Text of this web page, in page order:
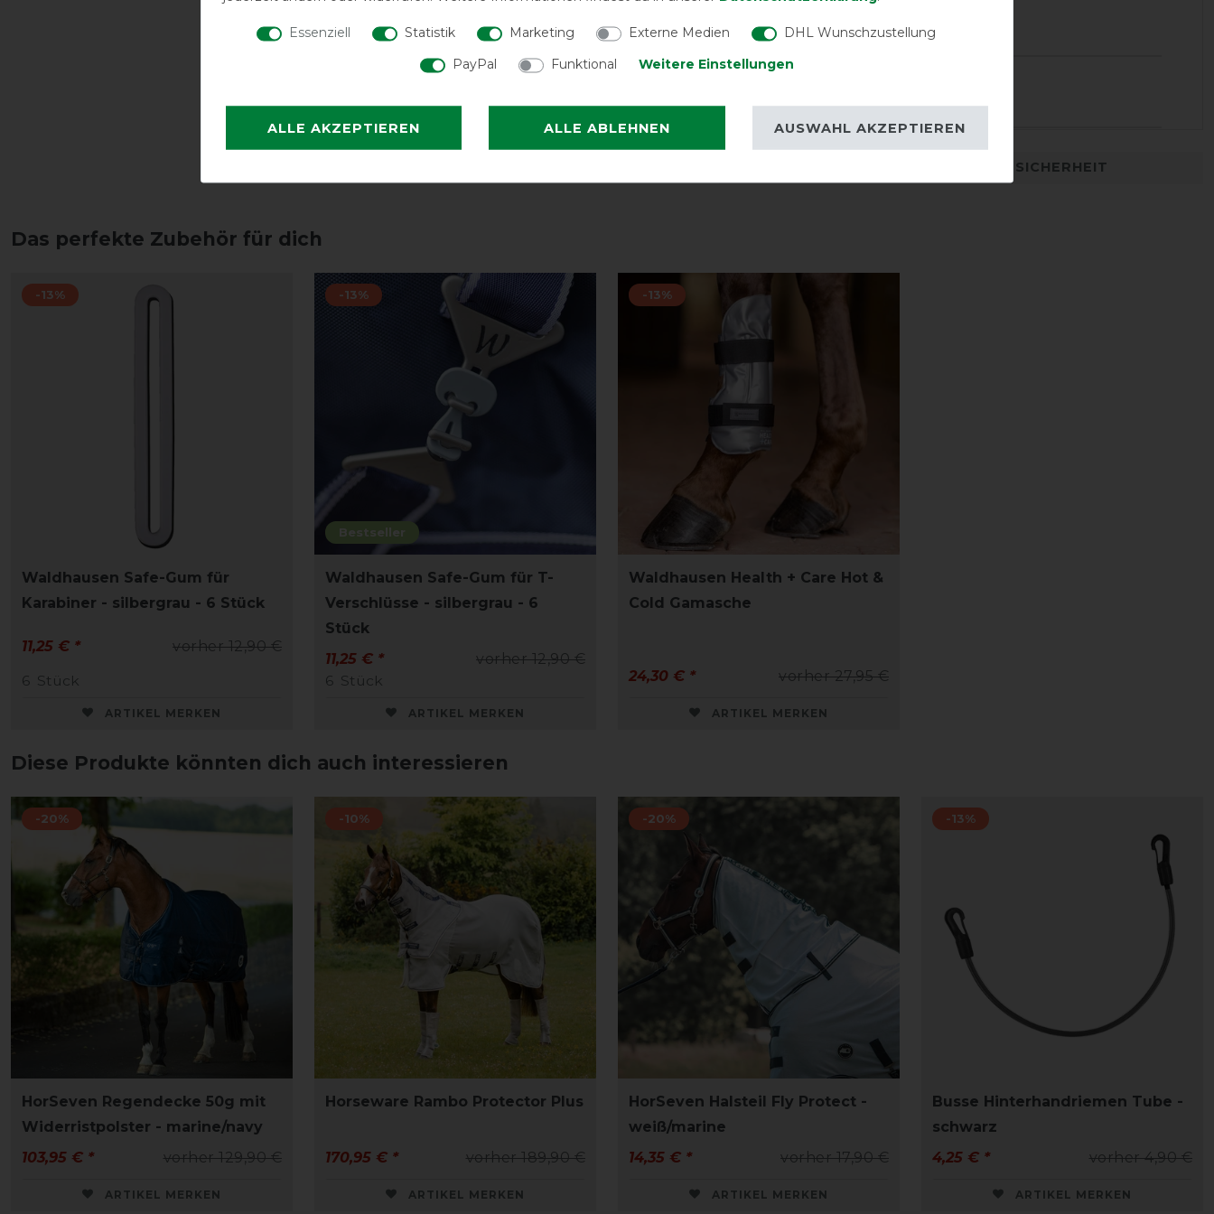
20.05.2025
Passt und hält gut
Sehr gute Qualität
DETAILS ZUR PRODUKTSICHERHEIT
Das perfekte Zubehör für dich
-13%
Waldhausen Safe-Gum für
Karabiner - silbergrau - 6 Stück
vorher 12,90 €
11,25 € *
6 Stück
ARTIKEL MERKEN
Bestseller
-13%
Waldhausen Safe-Gum für T-
Verschlüsse - silbergrau - 6
Stück
vorher 12,90 €
11,25 € *
6 Stück
ARTIKEL MERKEN
-13%
Waldhausen Health + Care Hot &
Cold Gamasche
vorher 27,95 €
24,30 € *
ARTIKEL MERKEN
Diese Produkte könnten dich auch interessieren
-20%
HorSeven Regendecke 50g mit
Widerristpolster - marine/navy
vorher 129,90 €
103,95 € *
ARTIKEL MERKEN
-10%
Horseware Rambo Protector Plus
vorher 189,90 €
170,95 € *
ARTIKEL MERKEN
-20%
HorSeven Halsteil Fly Protect -
weiß/marine
vorher 17,90 €
14,35 € *
ARTIKEL MERKEN
-13%
Busse Hinterhandriemen Tube -
schwarz
vorher 4,90 €
4,25 € *
ARTIKEL MERKEN
Essenziell Statistik Marketing Externe Medien
DHL Wunschzustellung
PayPal
Funktional Weitere Einstellungen
ALLE AKZEPTIEREN ALLE ABLEHNEN AUSWAHL AKZEPTIEREN